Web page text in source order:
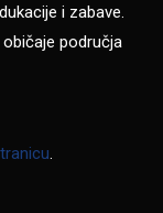
i zabave.
područja
.